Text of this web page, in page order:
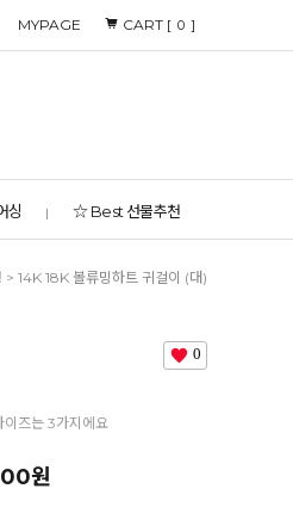
MYPAGE CART [ 0 ]
싱 ☆ Best 선물추천
> 14K 18K 볼류밍하트 귀걸이 (대)
0
이즈는 3가지에요
원